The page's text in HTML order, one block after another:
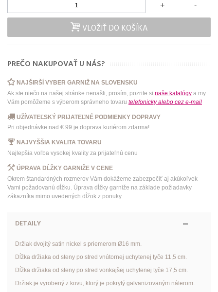
-
+
VLOŽIŤ DO KOŠÍKA
PREČO NAKUPOVAŤ U NÁS?
NAJŠIRŠÍ VYBER GARNIŽ NA SLOVENSKU
Ak ste niečo na našej stránke nenašli, prosím, pozrite si naše katalógy a my
Vám pomôžeme s výberom správneho tovaru telefonicky alebo cez e-mail
UŽÍVATEĽSKÝ PRIJATEĽNÉ PODMIENKY DOPRAVY
Pri objednávke nad € 99 je doprava kuriérom zdarma!
NAJVYŠŠIA KVALITA TOVARU
Najlepšia voľba vysokej kvality za prijateľnú cenu
ÚPRAVA DĹŽKY GARNIŽE V CENE
Okrem štandardných rozmerov Vám dokážeme zabezpečiť aj akúkoľvek
Vami požadovanú dĺžku. Úprava dĺžky garniže na základe požiadavky
zákazníka mimo uvedených dĺžok z ponuky.
DETAILY
Držiak dvojitý satin nickel s priemerom Ø16 mm.
Dĺžka držiaka od steny po stred vnútornej uchytenej tyče 11,5 cm.
Dĺžka držiaka od steny po stred vonkajšej uchytenej tyče 17,5 cm.
Držiak je vyrobený z kovu, ktorý je pokrytý galvanizovaným náterom.